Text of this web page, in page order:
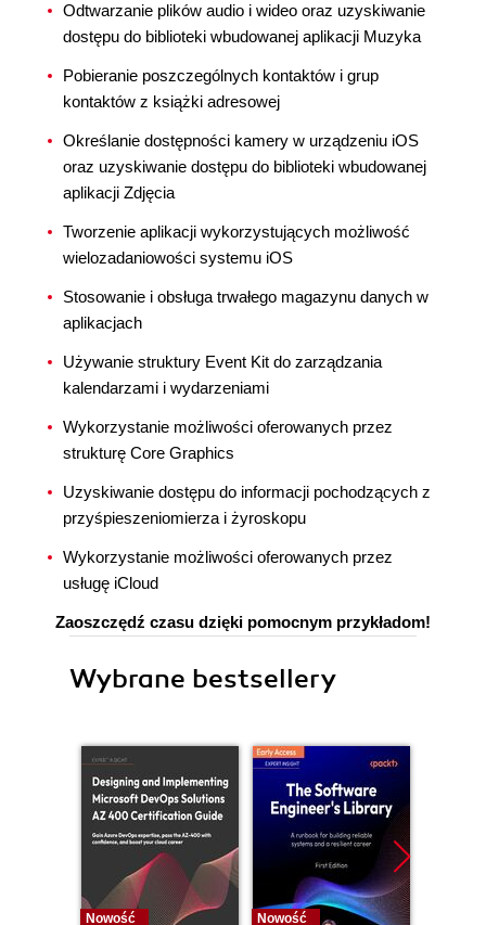
Odtwarzanie plików audio i wideo oraz uzyskiwanie
dostępu do biblioteki wbudowanej aplikacji Muzyka
Pobieranie poszczególnych kontaktów i grup
kontaktów z książki adresowej
Określanie dostępności kamery w urządzeniu iOS
oraz uzyskiwanie dostępu do biblioteki wbudowanej
aplikacji Zdjęcia
Tworzenie aplikacji wykorzystujących możliwość
wielozadaniowości systemu iOS
Stosowanie i obsługa trwałego magazynu danych w
aplikacjach
Używanie struktury Event Kit do zarządzania
kalendarzami i wydarzeniami
Wykorzystanie możliwości oferowanych przez
strukturę Core Graphics
Uzyskiwanie dostępu do informacji pochodzących z
przyśpieszeniomierza i żyroskopu
Wykorzystanie możliwości oferowanych przez
usługę iCloud
Zaoszczędź czasu dzięki pomocnym przykładom!
Wybrane bestsellery
Nowość
Nowość